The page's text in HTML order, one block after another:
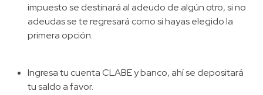
impuesto se destinará al adeudo de algún otro, si no
adeudas se te regresará como si hayas elegido la
primera opción.
Ingresa tu cuenta CLABE y banco, ahí se depositará
tu saldo a favor.